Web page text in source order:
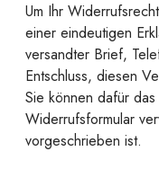
Um Ihr
einer eindeutigen
versandter Brief,
Entschluss, diesen
Sie können dafür
Widerrufsformular
vorgeschrieben ist.